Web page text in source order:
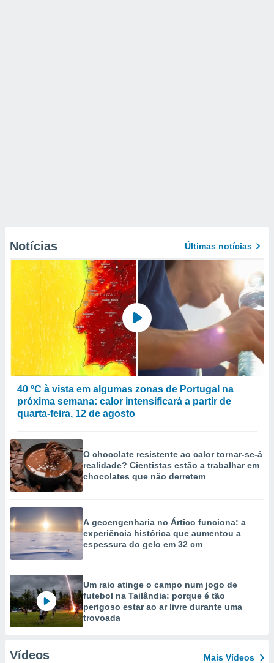
Notícias Últimas notícias
40 ºC à vista em algumas zonas de Portugal na
próxima semana: calor intensificará a partir de
quarta-feira, 12 de agosto
O chocolate resistente ao calor tornar-se-á
realidade? Cientistas estão a trabalhar em
chocolates que não derretem
A geoengenharia no Ártico funciona: a
experiência histórica que aumentou a
espessura do gelo em 32 cm
Um raio atinge o campo num jogo de
futebol na Tailândia: porque é tão
perigoso estar ao ar livre durante uma
trovoada
Vídeos Mais Vídeos